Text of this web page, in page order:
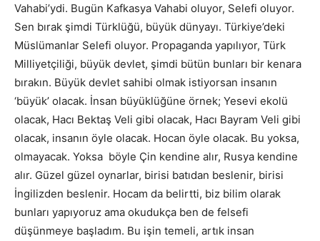
Vahabi’ydi. Bugün Kafkasya Vahabi oluyor, Selefi oluyor.
Sen bırak şimdi Türklüğü, büyük dünyayı. Türkiye’deki
Müslümanlar Selefi oluyor. Propaganda yapılıyor, Türk
Milliyetçiliği, büyük devlet, şimdi bütün bunları bir kenara
bırakın. Büyük devlet sahibi olmak istiyorsan insanın
‘büyük’ olacak. İnsan büyüklüğüne örnek; Yesevi ekolü
olacak, Hacı Bektaş Veli gibi olacak, Hacı Bayram Veli gibi
olacak, insanın öyle olacak. Hocan öyle olacak. Bu yoksa,
olmayacak. Yoksa böyle Çin kendine alır, Rusya kendine
alır. Güzel güzel oynarlar, birisi batıdan beslenir, birisi
İngilizden beslenir. Hocam da belirtti, biz bilim olarak
bunları yapıyoruz ama okudukça ben de felsefi
düşünmeye başladım. Bu işin temeli, artık insan